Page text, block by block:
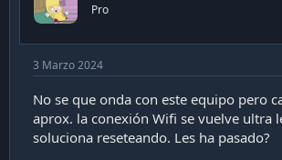
Pro
3 Marzo 2024
No se que onda con este equipo pero
aprox. la conexión Wifi se vuelve ultra
soluciona reseteando. Les ha pasado?